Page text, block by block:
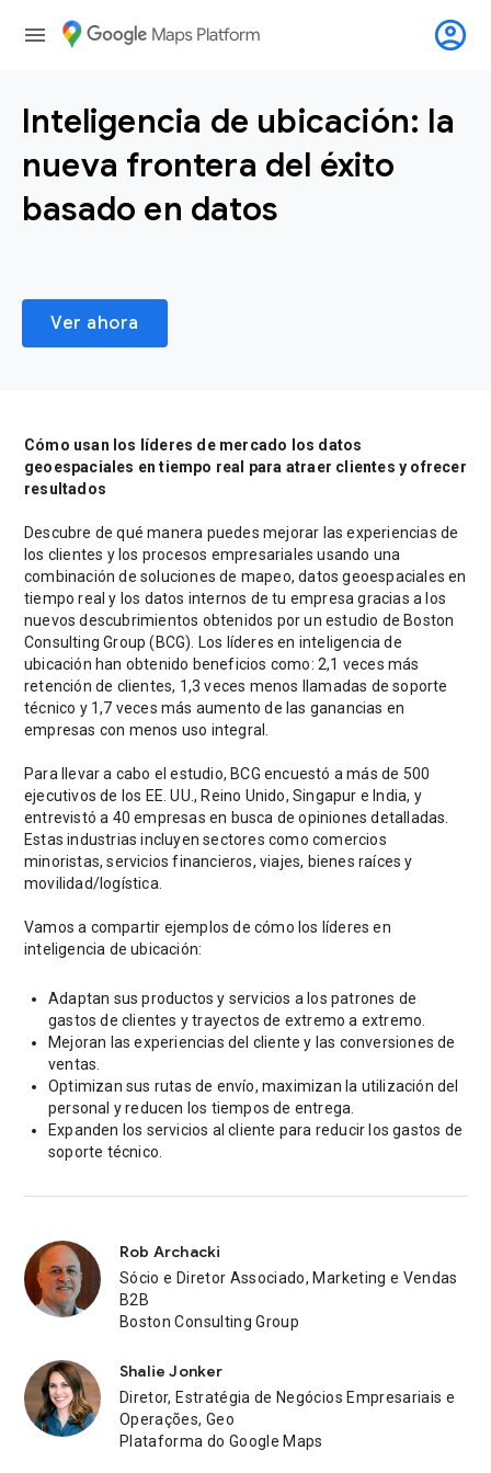
menu account_circle
Inteligencia de ubicación: la
nueva frontera del éxito
basado en datos
Ver ahora
Cómo usan los líderes de mercado los datos
geoespaciales en tiempo real para atraer clientes y ofrecer
resultados
Descubre de qué manera puedes mejorar las experiencias de
los clientes y los procesos empresariales usando una
combinación de soluciones de mapeo, datos geoespaciales en
tiempo real y los datos internos de tu empresa gracias a los
nuevos descubrimientos obtenidos por un estudio de Boston
Consulting Group (BCG). Los líderes en inteligencia de
ubicación han obtenido beneficios como: 2,1 veces más
retención de clientes, 1,3 veces menos llamadas de soporte
técnico y 1,7 veces más aumento de las ganancias en
empresas con menos uso integral.
Para llevar a cabo el estudio, BCG encuestó a más de 500
ejecutivos de los EE. UU., Reino Unido, Singapur e India, y
entrevistó a 40 empresas en busca de opiniones detalladas.
Estas industrias incluyen sectores como comercios
minoristas, servicios financieros, viajes, bienes raíces y
movilidad/logística.
Vamos a compartir ejemplos de cómo los líderes en
inteligencia de ubicación:
Adaptan sus productos y servicios a los patrones de
gastos de clientes y trayectos de extremo a extremo.
Mejoran las experiencias del cliente y las conversiones de
ventas.
Optimizan sus rutas de envío, maximizan la utilización del
personal y reducen los tiempos de entrega.
Expanden los servicios al cliente para reducir los gastos de
soporte técnico.
Rob Archacki
Sócio e Diretor Associado, Marketing e Vendas
B2B
Boston Consulting Group
Shalie Jonker
Diretor, Estratégia de Negócios Empresariais e
Operações, Geo
Plataforma do Google Maps